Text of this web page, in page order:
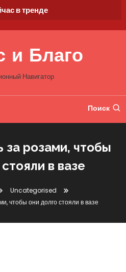
в тренде
и Благо
Навигатор
Поиск
за розами, чтобы
в вазе
Uncategorised
чтобы они долго стояли в вазе